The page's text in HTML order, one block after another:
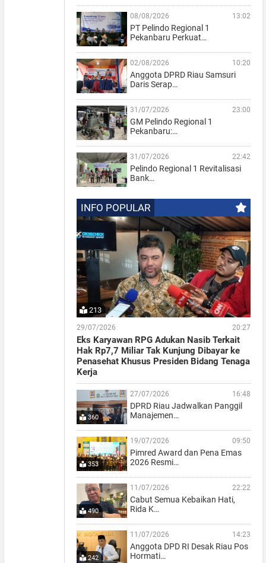
08/08/2026 13:02
PT Pelindo Regional 1
Pekanbaru Perkuat…
02/08/2026 10:20
Anggota DPRD Riau Samsuri
Daris Serap…
31/07/2026 23:00
GM Pelindo Regional 1
Pekanbaru:…
31/07/2026 22:42
Pelindo Regional 1 Revitalisasi
Bank…
INFO POPULAR
213
29/07/2026 20:27
Eks Karyawan RPG Adukan Nasib Terkait
Hak Rp7,7 Miliar Tak Kunjung Dibayar ke
Penasehat Khusus Presiden Bidang Tenaga
Kerja
360
27/07/2026 16:48
DPRD Riau Jadwalkan Panggil
Manajemen…
353
19/07/2026 09:50
Pimred Award dan Pena Emas
2026 Resmi…
490
11/07/2026 22:22
Cabut Semua Kebaikan Hati,
Rida K…
242
11/07/2026 14:23
Anggota DPD RI Desak Riau Pos
Hormati…